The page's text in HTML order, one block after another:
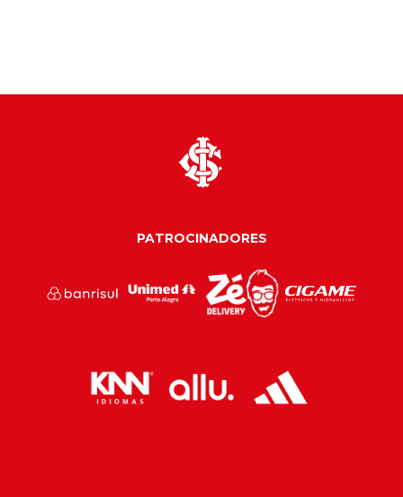
PATROCINADORES